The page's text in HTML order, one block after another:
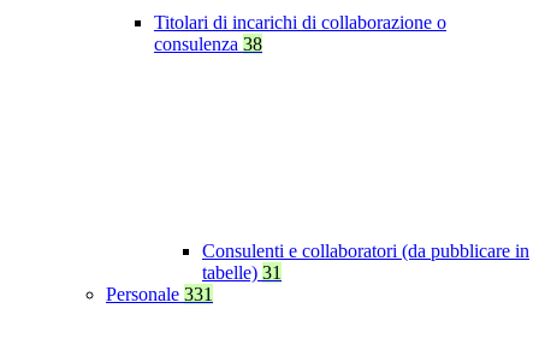
Titolari di incarichi di collaborazione o
consulenza 38
Consulenti e collaboratori (da pubblicare in
tabelle) 31
Personale 331